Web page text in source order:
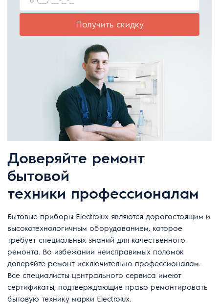
Получить скидку
Доверяйте ремонт
бытовой
техники профессионалам
Бытовые приборы Electrolux являются дорогостоящим и
высокотехнологичным оборудованием, которое
требует специальных знаний для качественного
ремонта. Во избежании неисправимых поломок
доверяйте ремонт исключительно профессионалам.
Все специалисты центрального сервиса имеют
сертификаты, подтверждающие право ремонтировать
бытовую технику марки Electrolux.